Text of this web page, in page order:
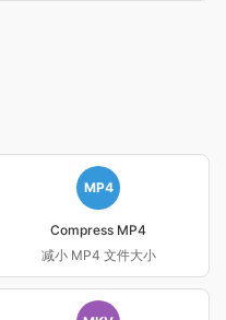
MP4
Compress MP4
减小 MP4 文件大小